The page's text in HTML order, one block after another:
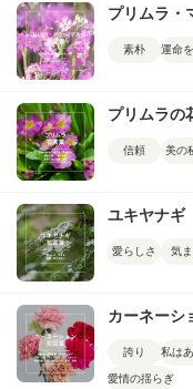
プリムラ・
素朴 運命
プリムラの
信頼 美の
ユキヤナギ
愛らしさ 気
カーネーシ
誇り 私は
愛情の揺らぎ